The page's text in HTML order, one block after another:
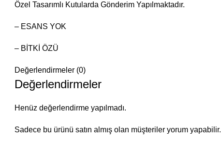
Özel Tasarımlı Kutularda Gönderim Yapılmaktadır.
– ESANS YOK
– BİTKİ ÖZÜ
Değerlendirmeler (0)
Değerlendirmeler
Henüz değerlendirme yapılmadı.
Sadece bu ürünü satın almış olan müşteriler yorum yapabilir.